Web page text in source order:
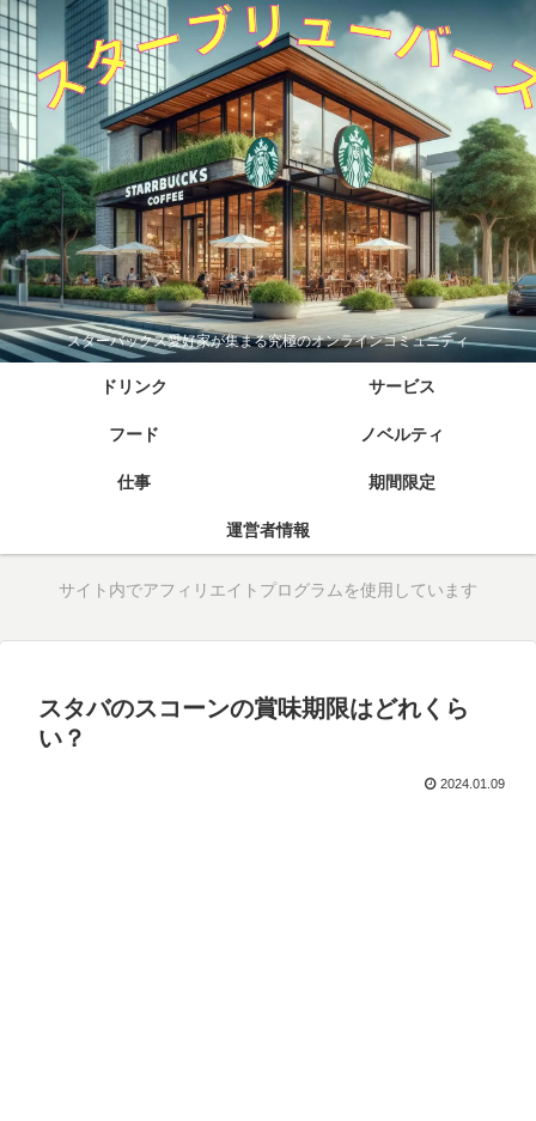
スターバックス愛好家が集まる究極のオンラインコミュニティ
ドリンク サービス
フード ノベルティ
仕事 期間限定
運営者情報
サイト内でアフィリエイトプログラムを使用しています
スタバのスコーンの賞味期限はどれくら
い？
2024.01.09